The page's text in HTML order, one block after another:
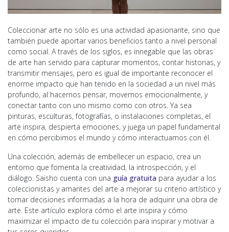
Coleccionar arte no sólo es una actividad apasionante, sino que
también puede aportar varios beneficios tanto a nivel personal
como social. A través de los siglos, es innegable que las obras
de arte han servido para capturar momentos, contar historias, y
transmitir mensajes, pero es igual de importante reconocer el
enorme impacto que han tenido en la sociedad a un nivel más
profundo, al hacernos pensar, movernos emocionalmente, y
conectar tanto con uno mismo como con otros. Ya sea
pinturas, esculturas, fotografías, o instalaciones completas, el
arte inspira, despierta emociones, y juega un papel fundamental
en cómo percibimos el mundo y cómo interactuamos con él.
Una colección, además de embellecer un espacio, crea un
entorno que fomenta la creatividad, la introspección, y el
diálogo. Saisho cuenta con una guía gratuita para ayudar a los
coleccionistas y amantes del arte a mejorar su criterio artístico y
tomar decisiones informadas a la hora de adquirir una obra de
arte. Este artículo explora cómo el arte inspira y cómo
maximizar el impacto de tu colección para inspirar y motivar a